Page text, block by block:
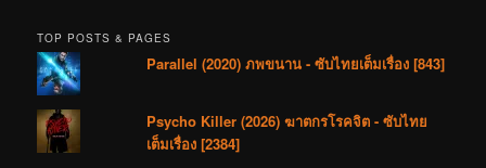
TOP POSTS & PAGES
Parallel (2020) ภพขนาน - ซับไทยเต็มเรื่อง [843]
Psycho Killer (2026) ฆาตกรโรคจิต - ซับไทย
เต็มเรื่อง [2384]